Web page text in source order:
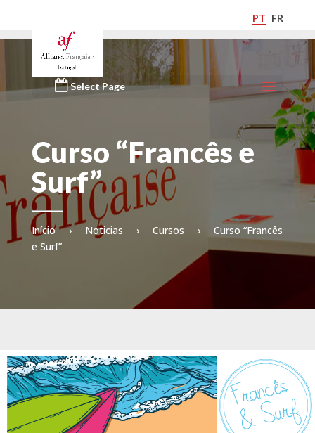
PT FR
Select Page
Curso “Francês e
Surf”
Início › Noticias › Cursos ›
Curso “Francês
e Surf”